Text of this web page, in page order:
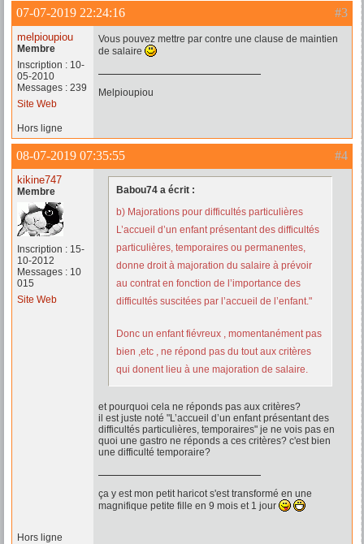
#3
07-07-2019 22:24:16
melpioupiou
Membre
Inscription : 10-
05-2010
Messages : 239
Site Web
Vous pouvez mettre par contre une clause de maintien
de salaire
Melpioupiou
Hors ligne
#4
08-07-2019 07:35:55
kikine747
Membre
Inscription : 15-
10-2012
Messages : 10
015
Site Web
Babou74 a écrit :
b) Majorations pour difficultés particulières
L’accueil d’un enfant présentant des difficultés
particulières, temporaires ou permanentes,
donne droit à majoration du salaire à prévoir
au contrat en fonction de l’importance des
difficultés suscitées par l’accueil de l’enfant."
Donc un enfant fiévreux , momentanément pas
bien ,etc , ne répond pas du tout aux critères
qui donent lieu à une majoration de salaire.
et pourquoi cela ne réponds pas aux critères?
il est juste noté "L’accueil d’un enfant présentant des
difficultés particulières, temporaires" je ne vois pas en
quoi une gastro ne réponds a ces critères? c'est bien
une difficulté temporaire?
ça y est mon petit haricot s'est transformé en une
magnifique petite fille en 9 mois et 1 jour
Hors ligne